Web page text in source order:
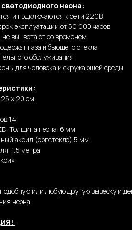
светодиодного неона:
и подключаются к сети 220В
эксплуатации от 50 000 часов
выцветают со временем
газа и бьющего стекла
обслуживания
для человека и окружающей среды
x 20 см.
14
Толщина неона: 6 мм
акрил (оргстекло) 5 мм
1,5 метра
или любую другую вывеску и
неона.